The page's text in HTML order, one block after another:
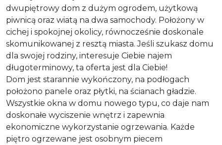
dwupiętrowy dom z dużym ogrodem, użytkową
piwnicą oraz wiatą na dwa samochody. Położony w
cichej i spokojnej okolicy, równocześnie doskonale
skomunikowanej z resztą miasta. Jeśli szukasz domu
dla swojej rodziny, interesuje Ciebie najem
długoterminowy, ta oferta jest dla Ciebie!
Dom jest starannie wykończony, na podłogach
położono panele oraz płytki, na ścianach gładzie.
Wszystkie okna w domu nowego typu, co daje nam
doskonałe wyciszenie wnętrz i zapewnia
ekonomiczne wykorzystanie ogrzewania. Każde
piętro ogrzewane jest osobnym piecem